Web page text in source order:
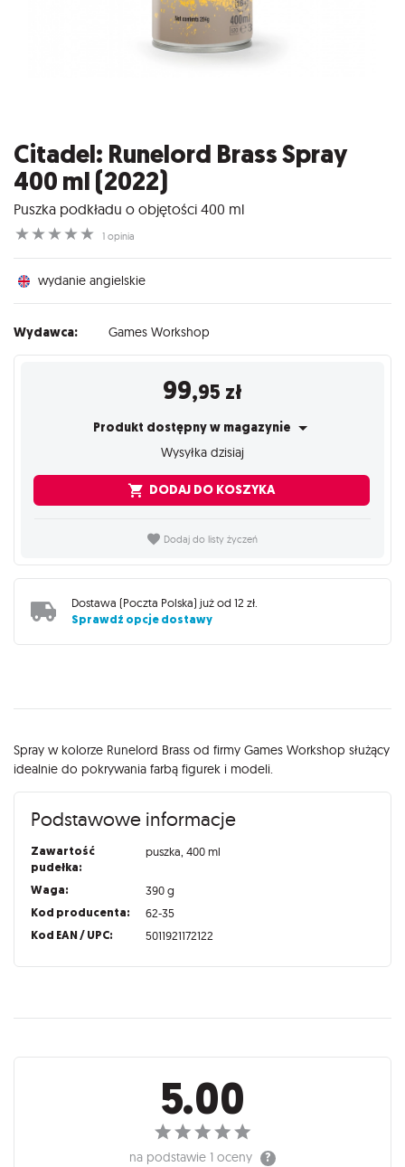
Citadel: Runelord Brass Spray
400 ml (2022)
Puszka podkładu o objętości 400 ml
☆
☆
☆
☆
☆ 1 opinia
wydanie angielskie
Wydawca: Games Workshop
99,95 zł
Produkt dostępny w magazynie
Wysyłka dzisiaj
DODAJ DO KOSZYKA
Dodaj do listy życzeń
Dostawa (Poczta Polska) już od 12 zł.
Sprawdź opcje dostawy
Opis
Spray w kolorze Runelord Brass od firmy Games Workshop służący
idealnie do pokrywania farbą figurek i modeli.
Podstawowe informacje
Zawartość
pudełka:
puszka, 400 ml
Waga: 390 g
Kod producenta: 62-35
Kod EAN / UPC: 5011921172122
Recenzje
5.00
na podstawie 1 oceny